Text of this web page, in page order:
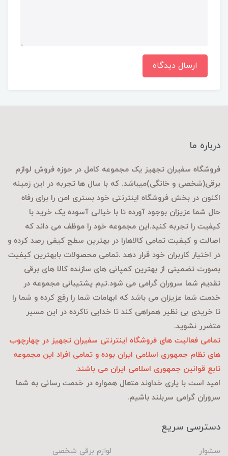
ارسال دیدگاه
درباره ما
فروشگاه سفیران تجهیز یک مجموعه کامل در حوزه فروش لوازم
برقی(شخصی و خانگی)میباشد. که با سال ها تجربه در این زمینه
اکنون در بخش فروشگاه اینترنتی خود بستری امن را برای رفاه
حال شما عزیزان بوجود آورده تا با خیالی آسوده یک خرید با
کیفیت را تجربه کنید.این مجموعه خود را موظف می داند که
اصالت و کیفیت تمامی کالاهارا در بهترین سطح کیفی رصد کرده و
در اختیار کاربران خود قرار دهد .تمامی محصولات بابهترین کیفیت
بصورت تضمینی از بهترین کمپانی های سازنده کالا های برقی
تقدیم شما سروران گرامی می شود.تیم پشتیبانی مجموعه در
خدمت شما عزیزان می باشد که ابهامات شما را رفع کرده و شما را
تا خریدی بی نظیر همراهی کند تا خدایی ناکرده در این مسیر
متضرر نشوید.
تمامی فعالیت های فروشگاه اینترنتی سفیران تجهیز در چهارچوب
های نظام جمهوری اسلامی ایران بوده و تمامی افراد این مجموعه
تابع قوانین جمهوری اسلامی ایران می باشند.
امید است با یاری خداوند متعال همواره در خدمت رسانی به شما
سروران گرامی سربلند باشیم.
دسترسی سریع
سشوار لوازم برقی شخصی